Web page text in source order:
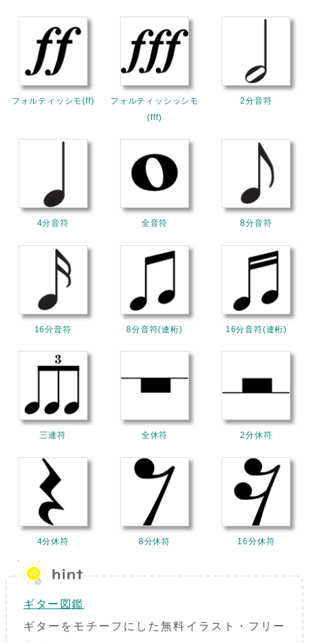
フォルティッシモ(ff)
フォルティッシッシモ
(fff)
2分音符
4分音符 全音符 8分音符
16分音符 8分音符(連桁) 16分音符(連桁)
三連符 全休符 2分休符
4分休符 8分休符 16分休符
ギター図鑑
ギターをモチーフにした無料イラスト・フリー